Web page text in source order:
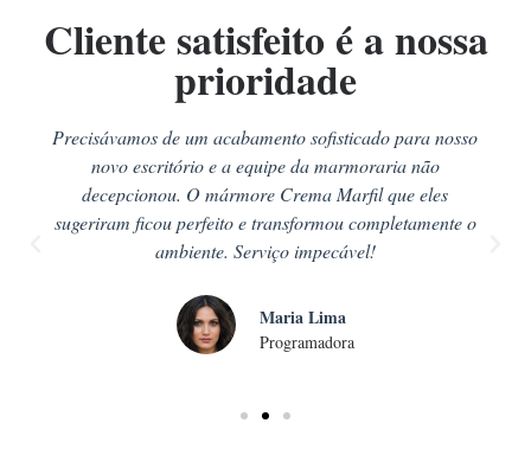
Cliente satisfeito é a nossa
prioridade
Precisávamos de um acabamento sofisticado para nosso
novo escritório e a equipe da marmoraria não
decepcionou. O mármore Crema Marfil que eles
sugeriram ficou perfeito e transformou completamente o
ambiente. Serviço impecável!
Maria Lima
Programadora